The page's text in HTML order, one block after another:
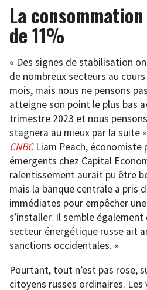
La
de 11%
« Des signes de stabilisation
de nombreux secteurs au
mois, mais nous ne pensons
atteigne son point le plus bas
trimestre 2023 et nous
stagnera au mieux par la suite
CNBCLiam Peach, économiste
émergents chez Capital
ralentissement aurait pu être
mais la banque centrale a pris
immédiates pour empêcher
s’installer. Il semble
secteur énergétique russe ait
sanctions occidentales. »
Pourtant, tout n’est pas rose,
citoyens russes ordinaires.